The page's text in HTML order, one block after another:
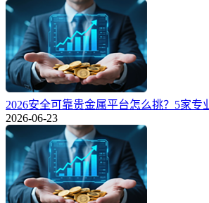
2026安全可靠贵金属平台怎么挑？5家专
2026-06-23